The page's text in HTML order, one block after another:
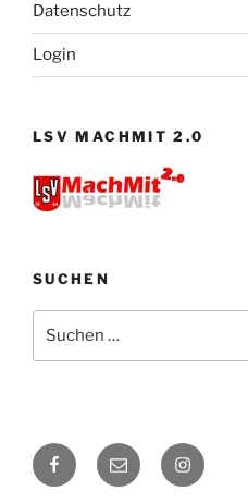
Datenschutz
Login
LSV MACHMIT 2.0
SUCHEN
nach:
Facebook
E-
Mail
Instagram